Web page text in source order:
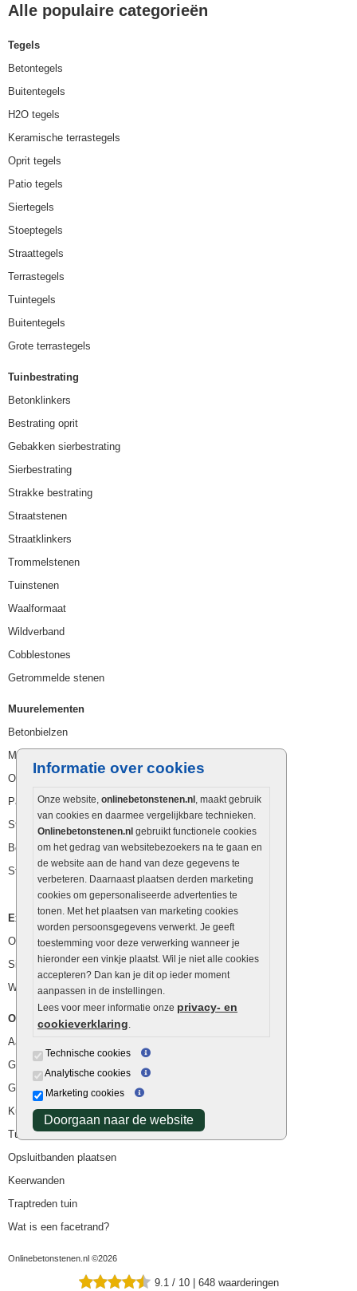
Informatie over cookies
Onze website, onlinebetonstenen.nl , maakt gebruik
van cookies en daarmee vergelijkbare technieken.
Onlinebetonstenen.nl gebruikt functionele cookies
om het gedrag van websitebezoekers na te gaan en
de website aan de hand van deze gegevens te
verbeteren. Daarnaast plaatsen derden marketing
cookies om gepersonaliseerde advertenties te
tonen. Met het plaatsen van marketing cookies
worden persoonsgegevens verwerkt. Je geeft
toestemming voor deze verwerking wanneer je
hieronder een vinkje plaatst. Wil je niet alle cookies
accepteren? Dan kan je dit op ieder moment
aanpassen in de instellingen.
Lees voor meer informatie onze privacy- en
cookieverklaring.
Technische cookies
Analytische cookies
Marketing cookies
Doorgaan naar de website
Alle populaire categorieën
Tegels
Betontegels
Buitentegels
H2O tegels
Keramische terrastegels
Oprit tegels
Patio tegels
Siertegels
Stoeptegels
Straattegels
Terrastegels
Tuintegels
Buitentegels
Grote terrastegels
Tuinbestrating
Betonklinkers
Bestrating oprit
Gebakken sierbestrating
Sierbestrating
Strakke bestrating
Straatstenen
Straatklinkers
Trommelstenen
Tuinstenen
Waalformaat
Wildverband
Cobblestones
Getrommelde stenen
Muurelementen
Betonbielzen
Muurstenen
Opsluitbanden
Palissaden
Stapelblokken
Betonblokken
Stapelstenen
Extra benodigdheden
Ophoogzand
Siergrind en siersplit
Waterafvoer
Overig
Aanbiedingen
Goedkope bestrating
Goedkope tuintegels
Kunstgras
Tuintegels outlet
Opsluitbanden plaatsen
Keerwanden
Traptreden tuin
Wat is een facetrand?
Onlinebetonstenen.nl ©2026
9.1 / 10 | 648 waarderingen